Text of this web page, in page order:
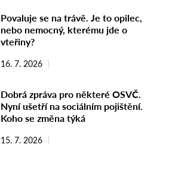
Povaluje se na trávě. Je to opilec,
nebo nemocný, kterému jde o
vteřiny?
16. 7. 2026
Dobrá zpráva pro některé OSVČ.
Nyní ušetří na sociálním pojištění.
Koho se změna týká
15. 7. 2026